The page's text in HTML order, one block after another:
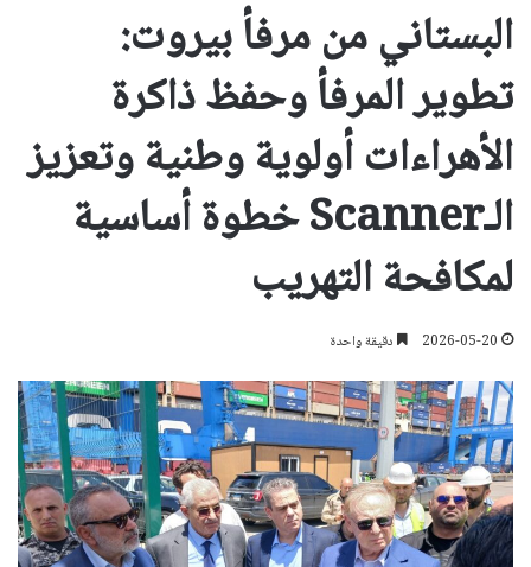
البستاني من مرفأ بيروت:
تطوير المرفأ وحفظ ذاكرة
الأهراءات أولوية وطنية وتعزيز
الـScanner خطوة أساسية
لمكافحة التهريب
2026-05-20 دقيقة واحدة